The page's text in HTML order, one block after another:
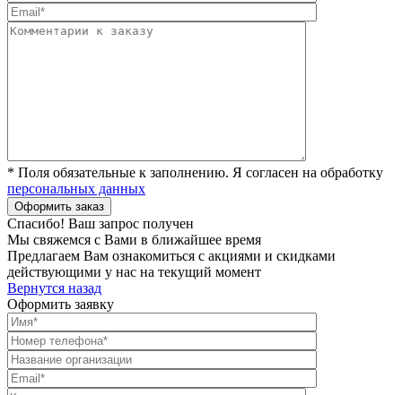
* Поля обязательные к заполнению. Я согласен на обработку
персональных данных
Спасибо! Ваш запрос получен
Мы свяжемся с Вами в ближайшее время
Предлагаем Вам ознакомиться с акциями и скидками
действующими у нас на текущий момент
Вернутся назад
Оформить заявку